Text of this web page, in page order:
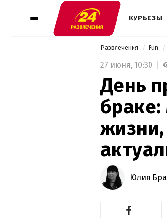
КУРЬЕЗЫ
Развлечения Fun
27 июня, 10:30
День
жизни,
Юлия